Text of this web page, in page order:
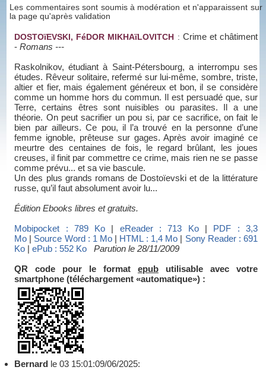
Les commentaires sont soumis à modération et n'apparaissent sur
la page qu'après validation
DOSTOïEVSKI, FéDOR MIKHAïLOVITCH : Crime et châtiment
-Romans ---
Raskolnikov, étudiant à Saint-Pétersbourg, a interrompu ses
études. Rêveur solitaire, refermé sur lui-même, sombre, triste,
altier et fier, mais également généreux et bon, il se considère
comme un homme hors du commun. Il est persuadé que, sur
Terre, certains êtres sont nuisibles ou parasites. Il a une
théorie. On peut sacrifier un pou si, par ce sacrifice, on fait le
bien par ailleurs. Ce pou, il l’a trouvé en la personne d’une
femme ignoble, prêteuse sur gages. Après avoir imaginé ce
meurtre des centaines de fois, le regard brûlant, les joues
creuses, il finit par commettre ce crime, mais rien ne se passe
comme prévu... et sa vie bascule.
Un des plus grands romans de Dostoïevski et de la littérature
russe, qu’il faut absolument avoir lu...
Édition Ebooks libres et gratuits.
Mobipocket : 789 Ko | eReader : 713 Ko| PDF : 3,3
Mo | Source Word : 1 Mo| HTML : 1,4 Mo | Sony Reader : 691
Ko |ePub : 552 Ko
Parution le 28/11/2009
QR code pour le format epubutilisable avec votre
smartphone (téléchargement «automatique») :
Bernard le 03 15:01:09/06/2025: